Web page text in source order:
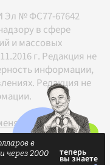
Эл № ФС77-67642
в сфере
и массовых
г. Редакция не
информации,
Редакция не
с
в
через 2000